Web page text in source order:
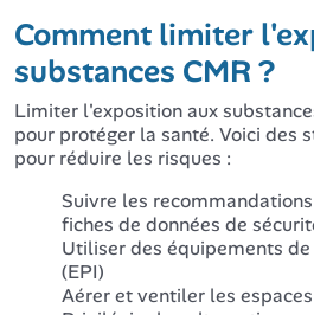
Comment limiter
substances CMR ?
Limiter l'exposition aux
pour protéger la santé. Voici des
pour réduire les risques :
Suivre les
fiches de données de
Utiliser des équipements
(EPI)
Aérer et ventiler les